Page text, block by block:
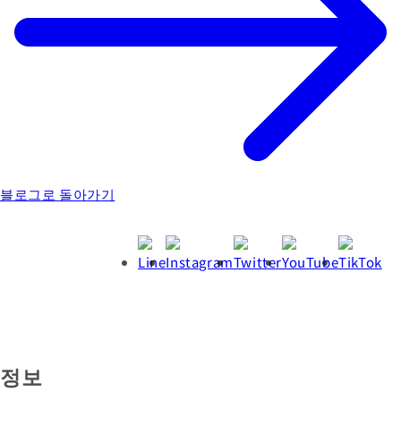
블로그로 돌아가기
정보